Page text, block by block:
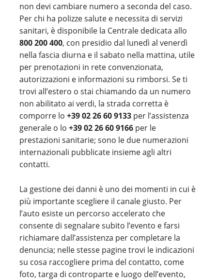
non devi cambiare numero a seconda del caso.
Per chi ha polizze salute e necessita di servizi
sanitari, è disponibile la Centrale dedicata allo
800 200 400, con presidio dal lunedì al venerdì
nella fascia diurna e il sabato nella mattina, utile
per prenotazioni in rete convenzionata,
autorizzazioni e informazioni su rimborsi. Se ti
trovi all’estero o stai chiamando da un numero
non abilitato ai verdi, la strada corretta è
comporre lo +39 02 26 60 9133 per l’assistenza
generale o lo +39 02 26 60 9166 per le
prestazioni sanitarie; sono le due numerazioni
internazionali pubblicate insieme agli altri
contatti.
La gestione dei danni è uno dei momenti in cui è
più importante scegliere il canale giusto. Per
l’auto esiste un percorso accelerato che
consente di segnalare subito l’evento e farsi
richiamare dall’assistenza per completare la
denuncia; nelle stesse pagine trovi le indicazioni
su cosa raccogliere prima del contatto, come
foto, targa di controparte e luogo dell’evento,